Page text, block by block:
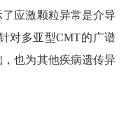
应激颗粒异常是介导
对多亚型CMT的广谱
也为其他疾病遗传异